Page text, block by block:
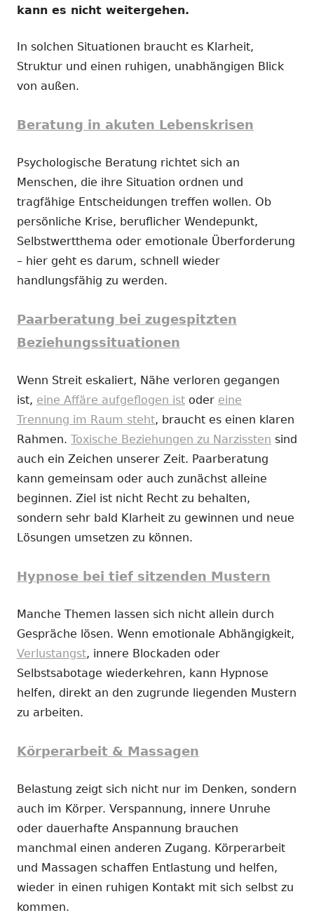
kann es nicht weitergehen.
In solchen Situationen braucht es Klarheit,
Struktur und einen ruhigen, unabhängigen Blick
von außen.
Beratung in akuten Lebenskrisen
Psychologische Beratung richtet sich an
Menschen, die ihre Situation ordnen und
tragfähige Entscheidungen treffen wollen. Ob
persönliche Krise, beruflicher Wendepunkt,
Selbstwertthema oder emotionale Überforderung
– hier geht es darum, schnell wieder
handlungsfähig zu werden.
Paarberatung bei zugespitzten
Beziehungssituationen
Wenn Streit eskaliert, Nähe verloren gegangen
ist, eine Affäre aufgeflogen ist oder eine
Trennung im Raum steht, braucht es einen klaren
Rahmen. Toxische Beziehungen zu Narzissten sind
auch ein Zeichen unserer Zeit. Paarberatung
kann gemeinsam oder auch zunächst alleine
beginnen. Ziel ist nicht Recht zu behalten,
sondern sehr bald Klarheit zu gewinnen und neue
Lösungen umsetzen zu können.
Hypnose bei tief sitzenden Mustern
Manche Themen lassen sich nicht allein durch
Gespräche lösen. Wenn emotionale Abhängigkeit,
Verlustangst, innere Blockaden oder
Selbstsabotage wiederkehren, kann Hypnose
helfen, direkt an den zugrunde liegenden Mustern
zu arbeiten.
Körperarbeit & Massagen
Belastung zeigt sich nicht nur im Denken, sondern
auch im Körper. Verspannung, innere Unruhe
oder dauerhafte Anspannung brauchen
manchmal einen anderen Zugang. Körperarbeit
und Massagen schaffen Entlastung und helfen,
wieder in einen ruhigen Kontakt mit sich selbst zu
kommen.